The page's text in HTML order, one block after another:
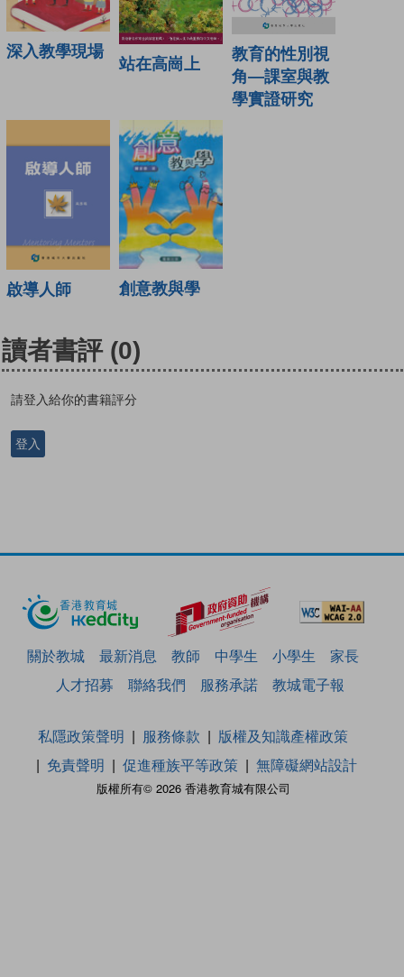
深入教學現場
站在高崗上
教育的性別視
角—課室與教
學實證研究
啟導人師 創意教與學
讀者書評 (0)
請登入給你的書籍評分
登入
關於教城 最新消息 教師 中學生 小學生
家長
人才招募
聯絡我們 服務承諾 教城電子報
版權所有© 2026 香港教育城有限公司
私隱政策聲明 服務條款
版權及知識產權政策
免責聲明
促進種族平等政策 無障礙網站設計